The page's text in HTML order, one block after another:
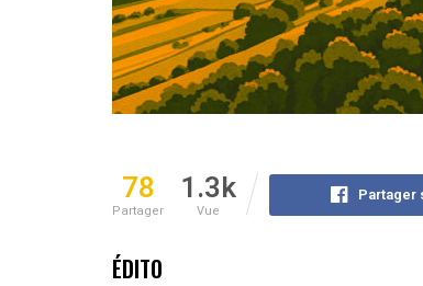
78
Partager
1.3k
Vue
Partager
ÉDITO